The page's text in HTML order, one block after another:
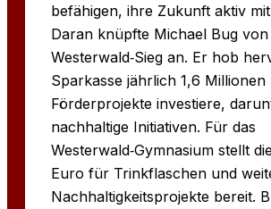
befähigen, ihre Zukunft aktiv
Daran knüpfte Michael Bug
Westerwald‑Sieg an. Er hob
Sparkasse jährlich 1,6
Förderprojekte investiere,
nachhaltige Initiativen. Für das
Westerwald‑Gymnasium stellt
Euro für Trinkflaschen und
Nachhaltigkeitsprojekte bereit.